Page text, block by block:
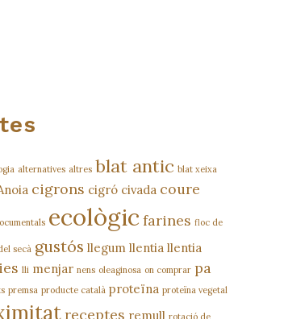
alternatives altres blat antic blat xeixa
cigrons cigró civada coure
ecològic farines floc de
secà gustós llegum llentia llentia
lli menjar nens oleaginosa on comprar pa
premsa producte català proteïna proteïna vegetal
receptes remull rotació de